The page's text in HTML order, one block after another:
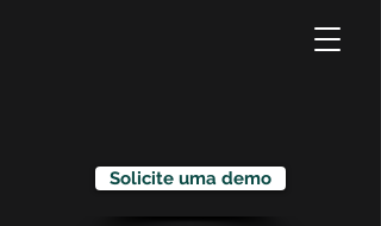
Solicite uma demo